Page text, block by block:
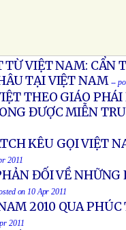
TỪ VIỆT NAM: CẨN
TẠI VIỆT NAM --
THEO GIÁO
ĐƯỢC MIỄN
KÊU GỌI VIỆT
2011
ĐỐI VỀ NHỮNG
on 10 Apr 2011
2010 QUA PHÚC
2011